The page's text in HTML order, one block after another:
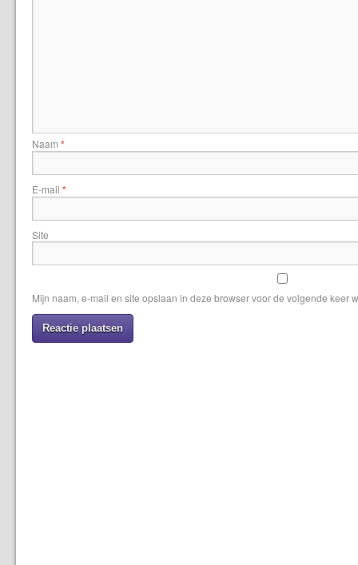
Naam *
E-mail *
Site
Mijn naam, e-mail en site opslaan in deze browser voor de volgende keer